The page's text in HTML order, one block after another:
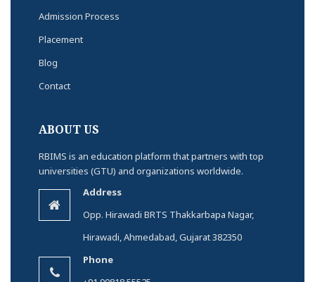
Admission Process
Placement
Blog
Contact
ABOUT US
RBIMS is an education platform that partners with top
universities (GTU) and organizations worldwide.
Address
Opp. Hirawadi BRTS Thakkarbapa Nagar,
Hirawadi, Ahmedabad, Gujarat 382350
Phone